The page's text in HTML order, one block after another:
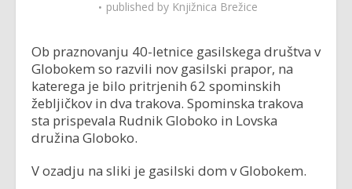
published by Knjižnica Brežice
Ob praznovanju 40-letnice gasilskega društva v
Globokem so razvili nov gasilski prapor, na
katerega je bilo pritrjenih 62 spominskih
žebljičkov in dva trakova. Spominska trakova
sta prispevala Rudnik Globoko in Lovska
družina Globoko.
V ozadju na sliki je gasilski dom v Globokem.